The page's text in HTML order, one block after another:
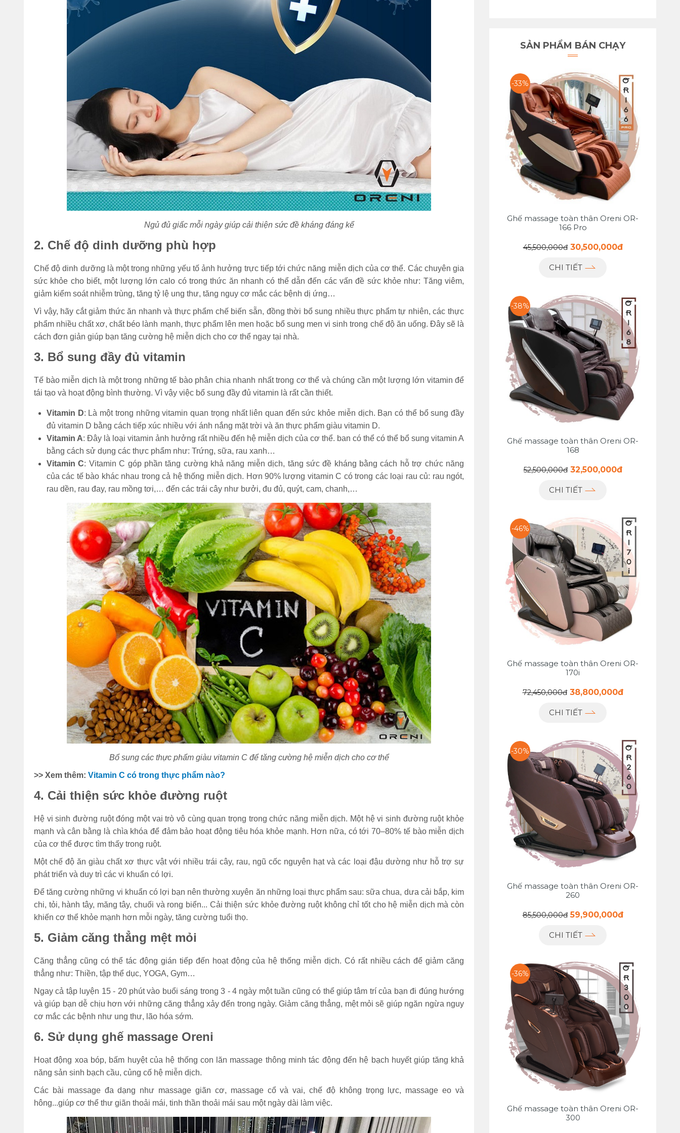
Ngủ đủ giấc mỗi ngày giúp cải thiện sức đề kháng đáng kể
2. Chế độ dinh dưỡng phù hợp
Chế độ dinh dưỡng là một trong những yếu tố ảnh hưởng trực tiếp tới chức năng miễn dịch của cơ thể. Các chuyên gia
sức khỏe cho biết, một lượng lớn calo có trong thức ăn nhanh có thể dẫn đến các vấn đề sức khỏe như: Tăng viêm,
giảm kiểm soát nhiễm trùng, tăng tỷ lệ ung thư, tăng nguy cơ mắc các bệnh dị ứng…
Vì vậy, hãy cắt giảm thức ăn nhanh và thực phẩm chế biến sẵn, đồng thời bổ sung nhiều thực phẩm tự nhiên, các thực
phẩm nhiều chất xơ, chất béo lành mạnh, thực phẩm lên men hoặc bổ sung men vi sinh trong chế độ ăn uống. Đây sẽ là
cách đơn giản giúp bạn tăng cường hệ miễn dịch cho cơ thể ngay tại nhà.
3. Bổ sung đầy đủ vitamin
Tế bào miễn dịch là một trong những tế bào phân chia nhanh nhất trong cơ thể và chúng cần một lượng lớn vitamin để
tái tạo và hoạt động bình thường. Vì vậy việc bổ sung đầy đủ vitamin là rất cần thiết.
Vitamin D: Là một trong những vitamin quan trọng nhất liên quan đến sức khỏe miễn dịch. Bạn có thể bổ sung đầy
đủ vitamin D bằng cách tiếp xúc nhiều với ánh nắng mặt trời và ăn thực phẩm giàu vitamin D.
Vitamin A: Đây là loại vitamin ảnh hưởng rất nhiều đến hệ miễn dịch của cơ thể. ban có thể có thể bổ sung vitamin A
bằng cách sử dụng các thực phẩm như: Trứng, sữa, rau xanh…
Vitamin C: Vitamin C góp phần tăng cường khả năng miễn dịch, tăng sức đề kháng bằng cách hỗ trợ chức năng
của các tế bào khác nhau trong cả hệ thống miễn dịch. Hơn 90% lượng vitamin C có trong các loại rau củ: rau ngót,
rau dền, rau đay, rau mồng tơi,… đến các trái cây như bưởi, đu đủ, quýt, cam, chanh,…
Bổ sung các thực phẩm giàu vitamin C để tăng cường hệ miễn dịch cho cơ thể
>> Xem thêm: Vitamin C có trong thực phẩm nào?
4. Cải thiện sức khỏe đường ruột
Hệ vi sinh đường ruột đóng một vai trò vô cùng quan trọng trong chức năng miễn dịch. Một hệ vi sinh đường ruột khỏe
mạnh và cân bằng là chìa khóa để đảm bảo hoạt động tiêu hóa khỏe mạnh. Hơn nữa, có tới 70–80% tế bào miễn dịch
của cơ thể được tìm thấy trong ruột.
Một chế độ ăn giàu chất xơ thực vật với nhiều trái cây, rau, ngũ cốc nguyên hạt và các loại đậu dường như hỗ trợ sự
phát triển và duy trì các vi khuẩn có lợi.
Để tăng cường những vi khuẩn có lợi bạn nên thường xuyên ăn những loại thực phẩm sau: sữa chua, dưa cải bắp, kim
chi, tỏi, hành tây, măng tây, chuối và rong biển... Cải thiện sức khỏe đường ruột không chỉ tốt cho hệ miễn dịch mà còn
khiến cơ thể khỏe mạnh hơn mỗi ngày, tăng cường tuổi thọ.
5. Giảm căng thẳng mệt mỏi
Căng thẳng cũng có thể tác động gián tiếp đến hoạt động của hệ thống miễn dịch. Có rất nhiều cách để giảm căng
thẳng như: Thiền, tập thể dục, YOGA, Gym…
Ngay cả tập luyện 15 - 20 phút vào buổi sáng trong 3 - 4 ngày một tuần cũng có thể giúp tâm trí của bạn đi đúng hướng
và giúp bạn dễ chịu hơn với những căng thẳng xảy đến trong ngày. Giảm căng thẳng, mệt mỏi sẽ giúp ngăn ngừa nguy
cơ mắc các bệnh như ung thư, lão hóa sớm.
6. Sử dụng ghế massage Oreni
Hoạt động xoa bóp, bấm huyệt của hệ thống con lăn massage thông minh tác động đến hệ bạch huyết giúp tăng khả
năng sản sinh bạch cầu, củng cố hệ miễn dịch.
Các bài massage đa dạng như massage giãn cơ, massage cổ và vai, chế độ không trọng lực, massage eo và
hông...giúp cơ thể thư giãn thoải mái, tinh thần thoải mái sau một ngày dài làm việc.
SẢN PHẨM BÁN CHẠY
-33%
Ghế massage toàn thân Oreni OR-
166 Pro
45,500,000đ 30,500,000đ
CHI TIẾT
-38%
Ghế massage toàn thân Oreni OR-
168
52,500,000đ 32,500,000đ
CHI TIẾT
-46%
Ghế massage toàn thân Oreni OR-
170i
72,450,000đ 38,800,000đ
CHI TIẾT
-30%
Ghế massage toàn thân Oreni OR-
260
85,500,000đ 59,900,000đ
CHI TIẾT
-36%
Ghế massage toàn thân Oreni OR-
300